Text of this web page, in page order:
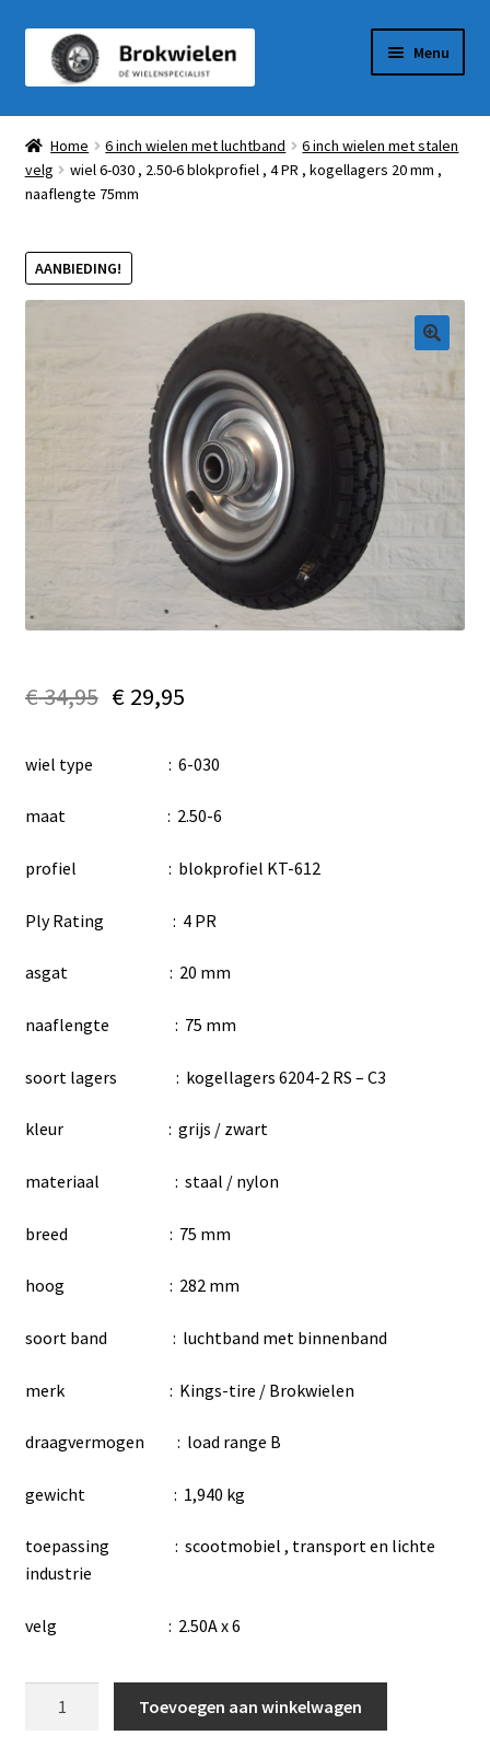
door
navigatie
naar
inhoud
Menu
Winkel
Winkelmandje
Mijn Account
Home 6 inch wielen met luchtband
6 inch wielen met stalen
velg
wiel 6-030 , 2.50-6 blokprofiel , 4 PR , kogellagers 20 mm ,
naaflengte 75mm
AANBIEDING!
€34,95 € 29,95
wiel type : 6-030
maat : 2.50-6
profiel : blokprofiel KT-612
Ply Rating : 4 PR
asgat : 20 mm
naaflengte : 75 mm
soort lagers : kogellagers 6204-2 RS – C3
kleur : grijs / zwart
materiaal : staal / nylon
breed : 75 mm
hoog : 282 mm
soort band : luchtband met binnenband
merk : Kings-tire / Brokwielen
draagvermogen : load range B
gewicht : 1,940 kg
toepassing : scootmobiel , transport en lichte
industrie
velg : 2.50A x 6
Toevoegen aan winkelwagen